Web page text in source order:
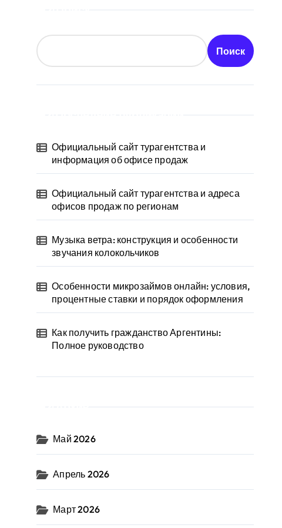
Поиск
Официальный сайт турагентства и
информация об офисе продаж
Официальный сайт турагентства и адреса
офисов продаж по регионам
Музыка ветра: конструкция и особенности
звучания колокольчиков
Особенности микрозаймов онлайн: условия,
процентные ставки и порядок оформления
Как получить гражданство Аргентины:
Полное руководство
Май 2026
Апрель 2026
Март 2026